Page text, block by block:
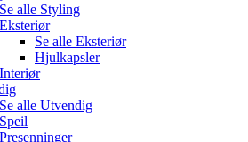
Se alle Styling
Eksteriør
Se alle Eksteriør
Hjulkapsler
Interiør
Se alle Utvendig
Speil
Presenninger